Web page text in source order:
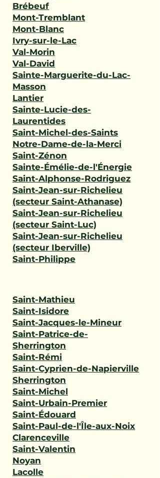
Brébeuf
Mont-Tremblant
Mont-Blanc
Ivry-sur-le-Lac
Val-Morin
Val-David
Sainte-Marguerite-du-Lac-
Masson
Lantier
Sainte-Lucie-des-
Laurentides
Saint-Michel-des-Saints
Notre-Dame-de-la-Merci
Saint-Zénon
Sainte-Émélie-de-l'Énergie
Saint-Alphonse-Rodriguez
Saint-Jean-sur-Richelieu
(secteur Saint-Athanase)
Saint-Jean-sur-Richelieu
(secteur Saint-Luc)
Saint-Jean-sur-Richelieu
(secteur Iberville)
Saint-Philippe
Saint-Mathieu
Saint-Isidore
Saint-Jacques-le-Mineur
Saint-Patrice-de-
Sherrington
Saint-Rémi
Saint-Cyprien-de-Napierville
Sherrington
Saint-Michel
Saint-Urbain-Premier
Saint-Édouard
Saint-Paul-de-l'Île-aux-Noix
Clarenceville
Saint-Valentin
Noyan
Lacolle